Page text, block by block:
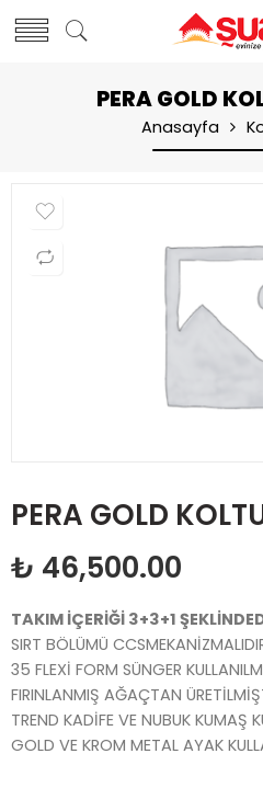
PERA GOLD
Anasayfa
PERA GOLD
₺ 46,500.00
TAKIM İÇERİĞİ 3+3+1
SIRT BÖLÜMÜ
35 FLEXİ FORM SÜNGER
FIRINLANMIŞ AĞAÇTAN
TREND KADİFE VE NUBUK KUMAŞ
GOLD VE KROM METAL AYAK